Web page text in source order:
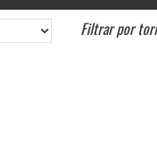
Filtrar por